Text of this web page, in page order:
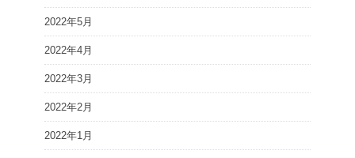
2022年5月
2022年4月
2022年3月
2022年2月
2022年1月